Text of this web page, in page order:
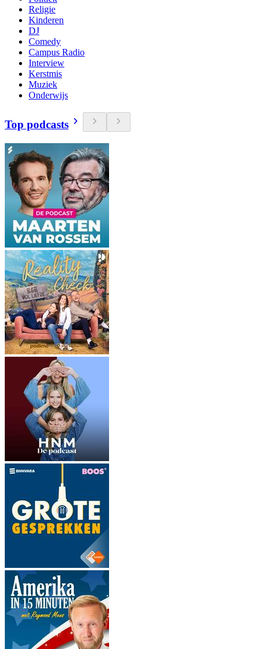
Religie
Kinderen
DJ
Comedy
Campus Radio
Interview
Kerstmis
Muziek
Onderwijs
Top podcasts